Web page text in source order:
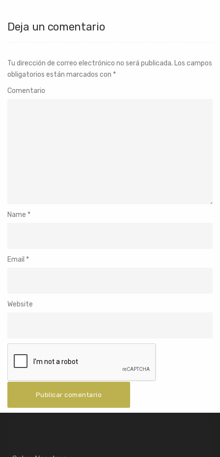
Deja un comentario
Tu dirección de correo electrónico no será publicada. Los campos
obligatorios están marcados con *
Comentario
Name *
Email *
Website